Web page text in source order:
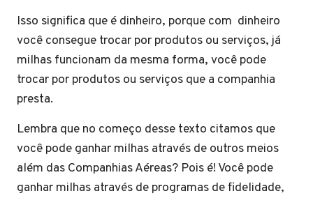
Isso significa que é dinheiro, porque com dinheiro
você consegue trocar por produtos ou serviços, já
milhas funcionam da mesma forma, você pode
trocar por produtos ou serviços que a companhia
presta.
Lembra que no começo desse texto citamos que
você pode ganhar milhas através de outros meios
além das Companhias Aéreas? Pois é! Você pode
ganhar milhas através de programas de fidelidade,